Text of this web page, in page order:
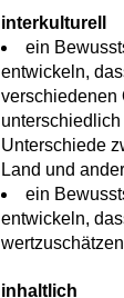
interkulturell
ein
entwickeln,
verschiedenen
Unterschiede
Land und
ein
entwickeln,
inhaltlich